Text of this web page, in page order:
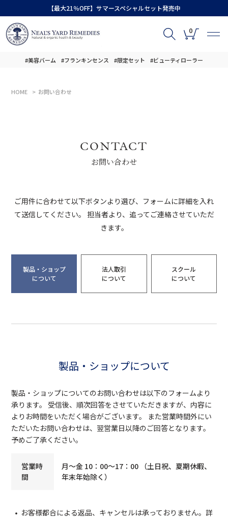
【最大21％OFF】サマースペシャルセット発売中
0
#美容バーム #フランキンセンス #限定セット #ビューティローラー
HOME お問い合わせ
CONTACT
お問い合わせ
ご用件に合わせて以下ボタンより選び、フォームに詳細を入れ
て送信してください。 担当者より、追ってご連絡させていただ
きます。
製品・ショップ
について
法人取引
について
スクール
について
製品・ショップについて
製品・ショップについてのお問い合わせは以下のフォームより
承ります。 受信後、順次回答をさせていただきますが、内容に
よりお時間をいただく場合がございます。 また営業時間外にい
ただいたお問い合わせは、翌営業日以降のご回答となります。
予めご了承ください。
営業時
間
月～金 10：00～17：00 （土日祝、夏期休暇、
年末年始除く）
・ お客様都合による返品、キャンセルは承っておりません。詳